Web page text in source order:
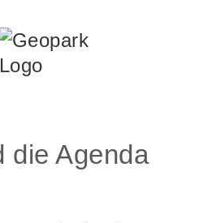
die Agenda